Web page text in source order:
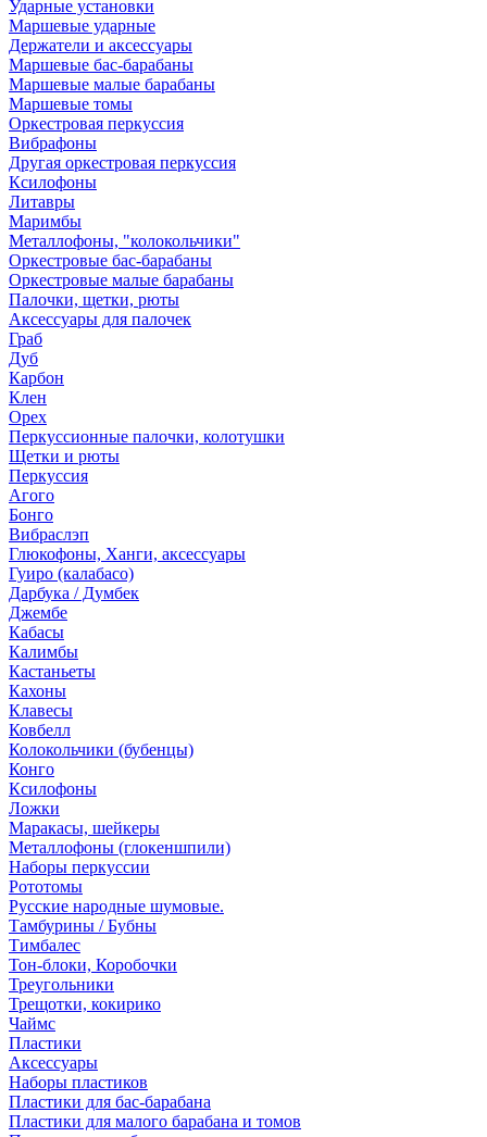
Ударные установки
Маршевые ударные
Держатели и аксессуары
Маршевые бас-барабаны
Маршевые малые барабаны
Маршевые томы
Оркестровая перкуссия
Вибрафоны
Другая оркестровая перкуссия
Ксилофоны
Литавры
Маримбы
Металлофоны, "колокольчики"
Оркестровые бас-барабаны
Оркестровые малые барабаны
Палочки, щетки, рюты
Аксессуары для палочек
Граб
Дуб
Карбон
Клен
Орех
Перкуссионные палочки, колотушки
Щетки и рюты
Перкуссия
Агого
Бонго
Вибраслэп
Глюкофоны, Ханги, аксессуары
Гуиро (калабасо)
Дарбука / Думбек
Джембе
Кабасы
Калимбы
Кастаньеты
Кахоны
Клавесы
Ковбелл
Колокольчики (бубенцы)
Конго
Ксилофоны
Ложки
Маракасы, шейкеры
Металлофоны (глокеншпили)
Наборы перкуссии
Рототомы
Русские народные шумовые.
Тамбурины / Бубны
Тимбалес
Тон-блоки, Коробочки
Треугольники
Трещотки, кокирико
Чаймс
Пластики
Аксессуары
Наборы пластиков
Пластики для бас-барабана
Пластики для малого барабана и томов